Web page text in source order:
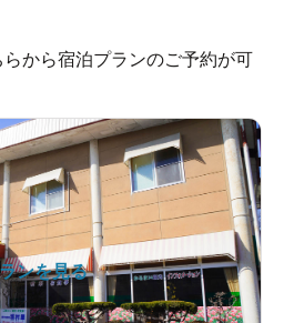
から宿泊プランのご予約が可
ンを見る